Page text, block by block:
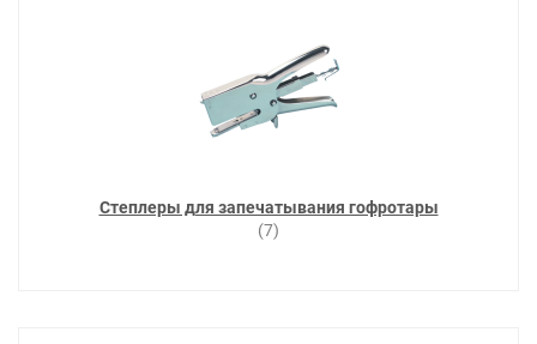
Степлеры для запечатывания гофротары
(7)